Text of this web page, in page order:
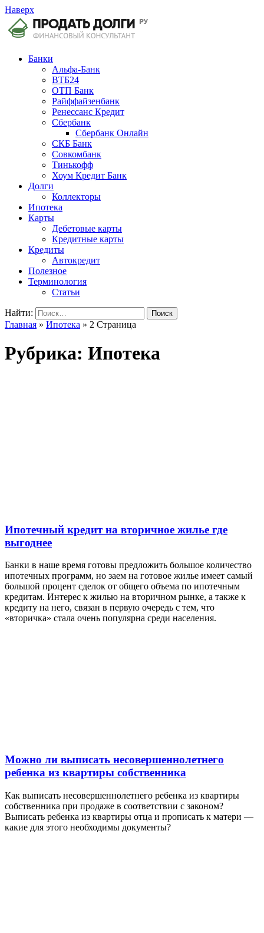
Наверх
Банки
Альфа-Банк
ВТБ24
ОТП Банк
Райффайзенбанк
Ренессанс Кредит
Сбербанк
Сбербанк Онлайн
СКБ Банк
Совкомбанк
Тинькофф
Хоум Кредит Банк
Долги
Коллекторы
Ипотека
Карты
Дебетовые карты
Кредитные карты
Кредиты
Автокредит
Полезное
Терминология
Статьи
Найти:
Главная » Ипотека » 2 Страница
Рубрика: Ипотека
Ипотечный кредит на вторичное жилье где
выгоднее
Банки в наше время готовы предложить большое количество
ипотечных программ, но заем на готовое жилье имеет самый
большой процент сделок от общего объема по ипотечным
кредитам. Интерес к жилью на вторичном рынке, а также к
кредиту на него, связан в первую очередь с тем, что
«вторичка» стала очень популярна среди населения.
Можно ли выписать несовершеннолетнего
ребенка из квартиры собственника
Как выписать несовершеннолетнего ребенка из квартиры
собственника при продаже в соответствии с законом?
Выписать ребенка из квартиры отца и прописать к матери —
какие для этого необходимы документы?